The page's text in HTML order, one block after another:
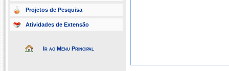
Projetos de Pesquisa
Atividades de Extensão
Ir ao Menu Principal